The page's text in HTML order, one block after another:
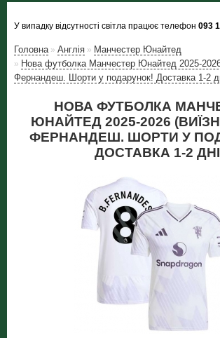
У випадку відсутності світла працює телефон 093
Головна » Англiя » Манчестер Юнайтед
» Нова футболка Манчестер Юнайтед 2025-
Фернандеш. Шорти у подарунок! Доставка 1-2
НОВА ФУТБОЛКА
ЮНАЙТЕД 2025-2026
ФЕРНАНДЕШ. ШОРТИ У
ДОСТАВКА 1-2 ДНІ